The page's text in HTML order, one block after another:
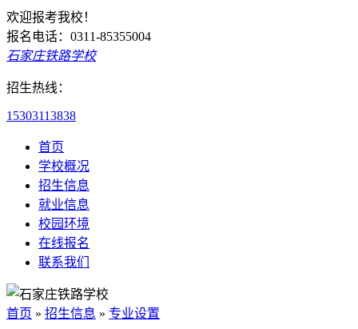
欢迎报考我校！
报名电话：0311-85355004
石家庄铁路学校
招生热线：
15303113838
首页
学校概况
招生信息
就业信息
校园环境
在线报名
联系我们
首页 » 招生信息 » 专业设置